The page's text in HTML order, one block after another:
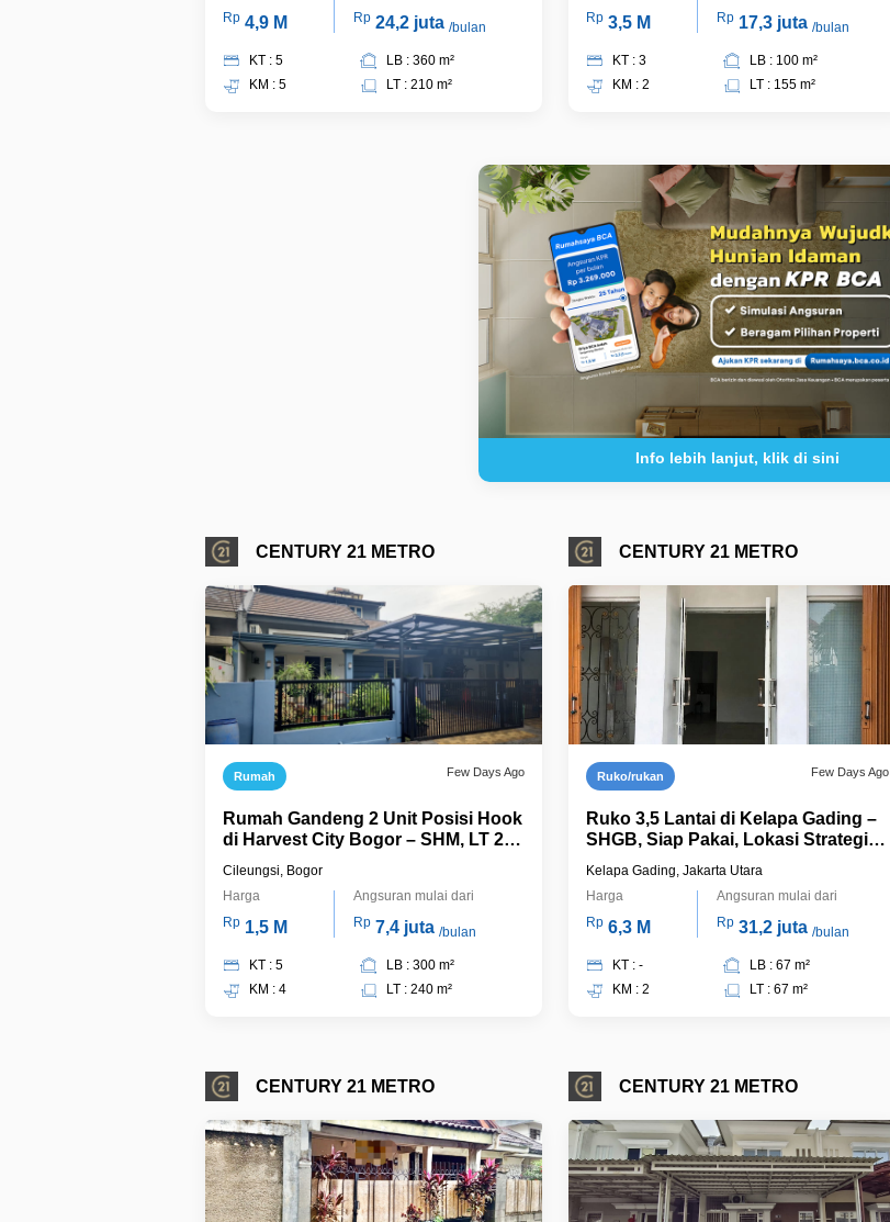
Rp 4,9 M
Rp 24,2 juta /bulan
KT : 5
KM : 5
LB : 360 m²
LT : 210 m²
Rp 3,5 M
Rp 17,3 juta /bulan
KT : 3
KM : 2
LB : 100 m²
LT : 155 m²
Info lebih lanjut, klik di sini
CENTURY 21 METRO
Rumah Few Days Ago
Rumah Gandeng 2 Unit Posisi Hook
di Harvest City Bogor – SHM, LT 240
Cileungsi, Bogor
Harga
Rp 1,5 M
Angsuran mulai dari
Rp 7,4 juta /bulan
KT : 5
KM : 4
LB : 300 m²
LT : 240 m²
CENTURY 21 METRO
Ruko/rukan Few Days Ago
Ruko 3,5 Lantai di Kelapa Gading –
SHGB, Siap Pakai, Lokasi Strategis,
Kelapa Gading, Jakarta Utara
Harga
Rp 6,3 M
Angsuran mulai dari
Rp 31,2 juta /bulan
KT : -
KM : 2
LB : 67 m²
LT : 67 m²
CENTURY 21 METRO CENTURY 21 METRO